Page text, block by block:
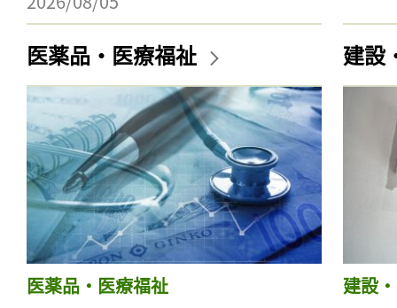
医薬品・医療福祉
医薬品・医療福祉
建設
建設